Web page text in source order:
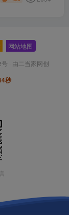
网站地图
· 由二当家网创
秒